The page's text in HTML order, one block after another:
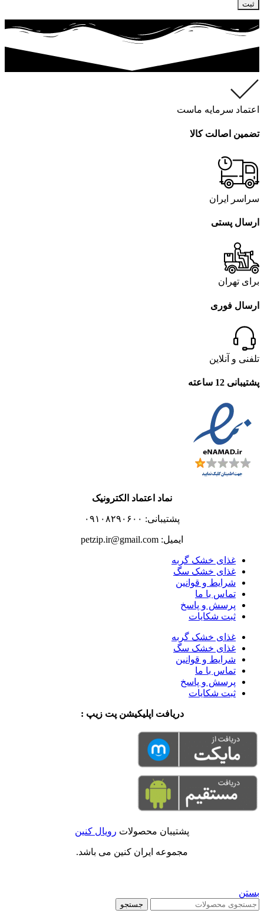
اعتماد سرمایه ماست
تضمین اصالت کالا
سراسر ایران
ارسال پستی
برای تهران
ارسال فوری
تلفنی و آنلاین
پشتیبانی 12 ساعته
نماد اعتماد الکترونیک
پشتیبانی: ۰۹۱۰۸۲۹۰۶۰۰
ایمیل: petzip.ir@gmail.com
غذای خشک گربه
غذای خشک سگ
شرایط و قوانین
تماس با ما
پرسش و پاسخ
ثبت شکایات
غذای خشک گربه
غذای خشک سگ
شرایط و قوانین
تماس با ما
پرسش و پاسخ
ثبت شکایات
دریافت اپلیکیشن پت زیپ :
پشتیبان محصولات رویال کنین
مجموعه ایران کنین می باشد.
بستن
جستجو